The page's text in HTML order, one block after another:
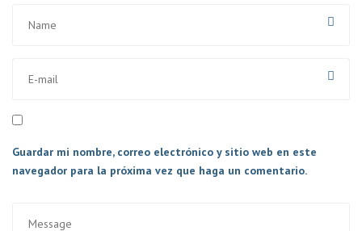
Guardar mi nombre, correo electrónico y sitio web en este
navegador para la próxima vez que haga un comentario.